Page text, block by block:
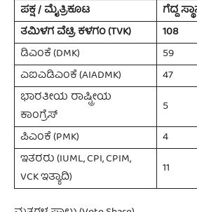
ಪಕ್ಷ / ಮೈತ್ರಿಕೂಟ
ಗೆದ್ದ
ತಮಿಳಗ ವೆಟ್ರಿ ಕಳಗಂ (TVK)
108
ಡಿಎಂಕೆ (DMK)
59
ಎಐಎಡಿಎಂಕೆ (AIADMK)
47
ಭಾರತೀಯ ರಾಷ್ಟ್ರೀಯ
ಕಾಂಗ್ರೆಸ್
5
ಪಿಎಂಕೆ (PMK)
4
ಇತರರು (IUML, CPI, CPIM,
VCK ಇತ್ಯಾದಿ)
11